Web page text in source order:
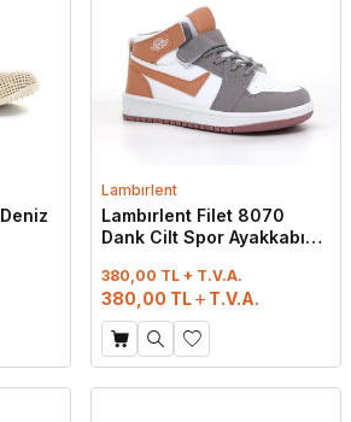
Lambırlent
Lambırlent Filet 8070
Dank Cilt Spor Ayakkabı
380,00 TL + T.V.A.
380,00 TL T.V.A.